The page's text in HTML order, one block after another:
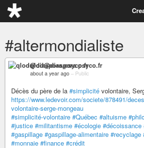
#altermondialiste
qlod@diaspora.psyco.fr
about a year ago – Public
Décès du père de la #simplicité volontaire,
https://www.ledevoir.com/societe/878491/
volontaire-serge-mongeau
#simplicité-volontaire #Québec #altuisme
#justice #militantisme #écologie #décoissance
#gaspillage #gaspillage-alimentaire #recyclage
#monnaie #finance #crédit